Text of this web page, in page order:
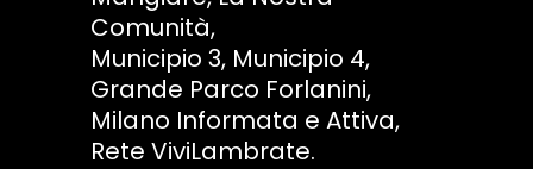
Comunità,
Municipio 3, Municipio 4,
Grande Parco Forlanini,
Milano Informata e Attiva,
Rete ViviLambrate.